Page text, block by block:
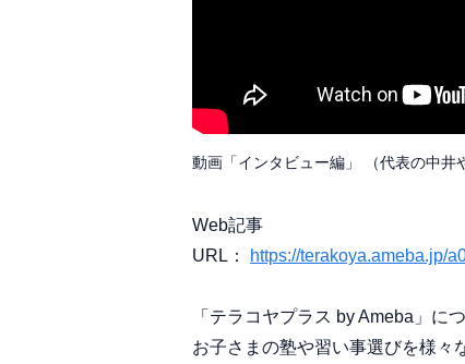
動画「インタビュー編」 （代表の中井
Web記事
URL：
https://terakoya.ameba.jp/
「テラコヤプラス by Ameba」に
お子さまの塾や習い事選びを様々